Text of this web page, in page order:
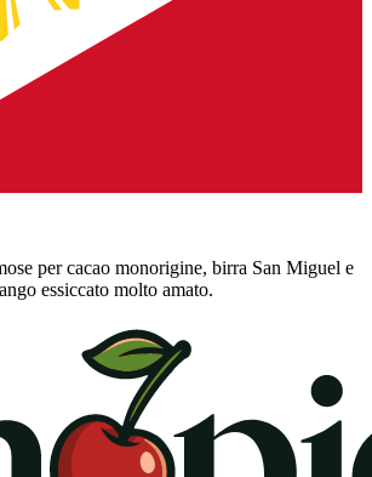
per cacao monorigine, birra San Miguel e
essiccato molto amato.